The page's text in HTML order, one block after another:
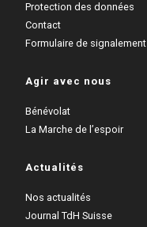
Protection des données
Contact
Formulaire de signalement
Agir avec nous
Bénévolat
La Marche de l’espoir
Actualités
Nos actualités
Journal TdH Suisse